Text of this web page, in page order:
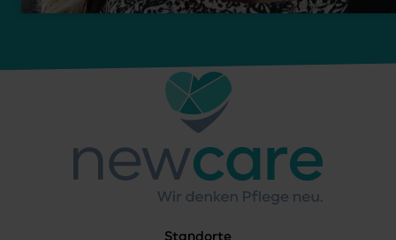
Standorte